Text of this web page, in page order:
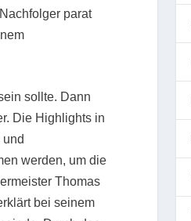
parat
sollte. Dann
Die Highlights in
werden, um die
Thomas
bei seinem